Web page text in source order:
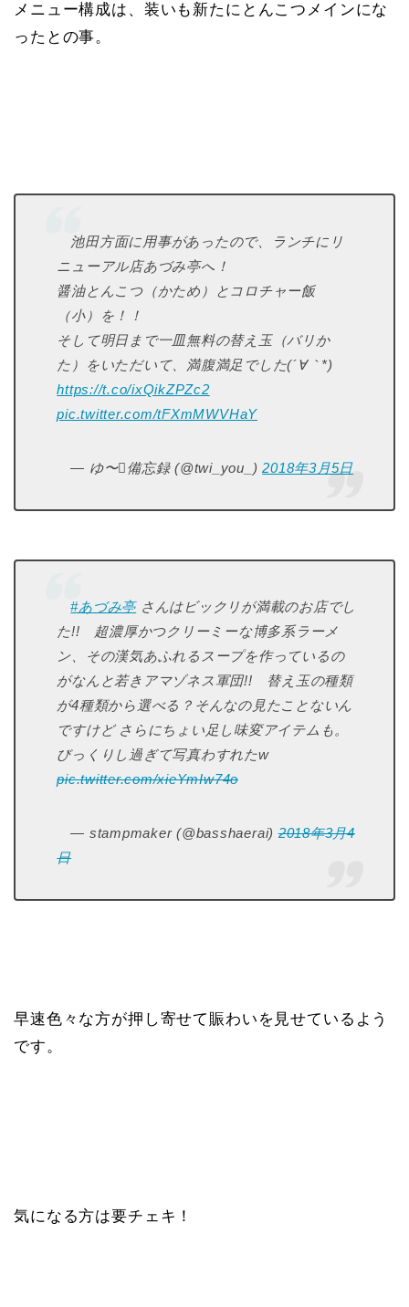
メニュー構成は、装いも新たにとんこつメインにな
ったとの事。
池田方面に用事があったので、ランチにリ
ニューアル店あづみ亭へ！
醤油とんこつ（かため）とコロチャー飯
（小）を！！
そして明日まで一皿無料の替え玉（バリか
た）をいただいて、満腹満足でした(´∀｀*)
https://t.co/ixQikZPZc2
pic.twitter.com/tFXmMWVHaY
— ゆ〜備忘録 (@twi_you_)2018年3月5日
#あづみ亭さんはビックリが満載のお店でし
た!! 超濃厚かつクリーミーな博多系ラーメ
ン、その漢気あふれるスープを作っているの
がなんと若きアマゾネス軍団!! 替え玉の種類
が4種類から選べる？そんなの見たことないん
ですけど さらにちょい足し味変アイテムも。
びっくりし過ぎて写真わすれたw
pic.twitter.com/xieYmIw74o
— stampmaker (@basshaerai)2018年3月4
日
早速色々な方が押し寄せて賑わいを見せているよう
です。
気になる方は要チェキ！